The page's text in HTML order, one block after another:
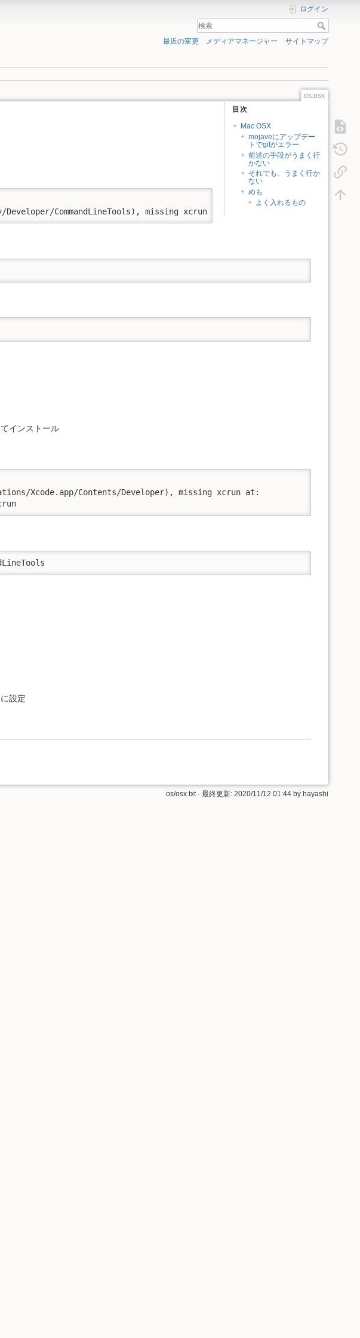
ログイン
最近の変更 メディアマネージャー サイトマップ
os:osx
目次
Mac OSX
mojaveにアップデー
トでgitがエラー
前述の手段がうまく行
かない
それでも、うまく行か
ない
めも
よく入れるもの
CommandLineTools), missing xcrun at:/Library/Developer/
インストール
Xcode.app/Contents/Developer), missing xcrun at:
設定
os/osx.txt· 最終更新: 2020/11/12 01:44by hayashi